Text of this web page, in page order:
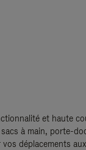
et haute
à main, porte-
déplacements